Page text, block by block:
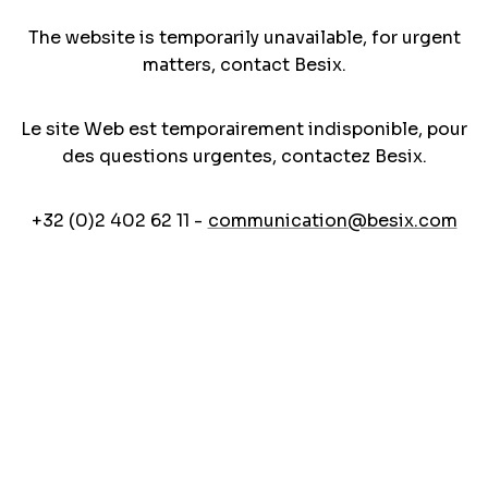
The website is temporarily unavailable, for urgent
matters, contact Besix.
Le site Web est temporairement indisponible, pour
des questions urgentes, contactez Besix.
+32 (0)2 402 62 11 - communication@besix.com